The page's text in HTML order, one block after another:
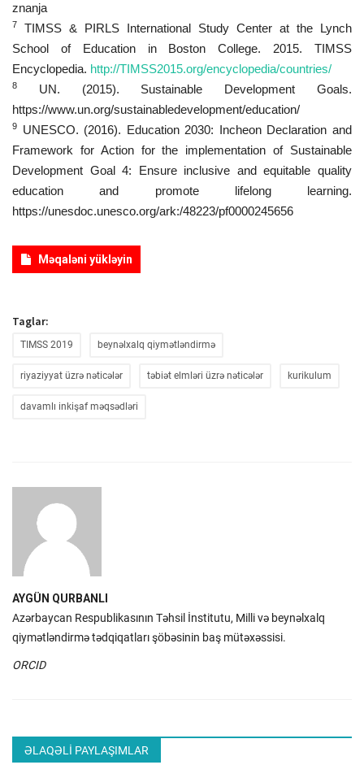
znanja
7
TIMSS & PIRLS International Study Center at the Lynch
School of Education in Boston College. 2015. TIMSS
Encyclopedia. http://TIMSS2015.org/encyclopedia/countries/
8
UN. (2015). Sustainable Development Goals.
https://www.un.org/sustainabledevelopment/education/
9
UNESCO. (2016). Education 2030: Incheon Declaration and
Framework for Action for the implementation of Sustainable
Development Goal 4: Ensure inclusive and equitable quality
education and promote lifelong learning.
https://unesdoc.unesco.org/ark:/48223/pf0000245656
Məqaləni yükləyin
Taglar:
TIMSS 2019 beynəlxalq qiymətləndirmə
riyaziyyat üzrə nəticələr təbiət elmləri üzrə nəticələr kurikulum
davamlı inkişaf məqsədləri
AYGÜN QURBANLI
Azərbaycan Respublikasının Təhsil İnstitutu, Milli və beynəlxalq
qiymətləndirmə tədqiqatları şöbəsinin baş mütəxəssisi.
ORCID
ƏLAQƏLI PAYLAŞIMLAR